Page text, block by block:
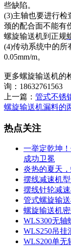
些缺陷。
(3)主轴也要进行检
颈的配合面不能有
螺旋输送机到正规
(4)传动系统中的所
0.05mm/m。
更多螺旋输送机的
询：18632761563
上一篇： 管式不锈
螺旋输送机漏料的
热点关注
一举定乾坤
成功卫冕
炎热的夏天
摆线减速机
摆线针轮减
管式螺旋输
螺旋输送机
WLS300无轴
WLS250吊
WLS200单无